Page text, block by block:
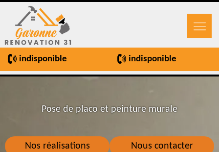
indisponible indisponible
Nos réalisations Nous contacter
Pose de placo et peinture murale